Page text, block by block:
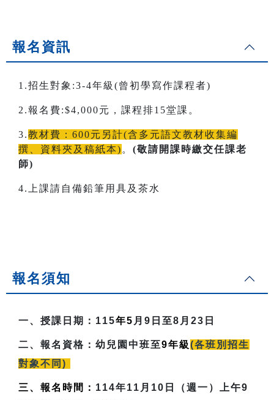
報名資訊
1.招生對象:3-4年級(曾初學寫作課程者)
2.報名費:$4,000元，課程排15堂課。
3.教材費：600元另計(含多元語文教材收集編
撰、資料夾及稿紙本) 。 (敬請開課時繳交任課老
師)
4.上課請自備鉛筆用具及茶水
報名須知
一、授課日期： 115年5 月9日至8月23日
二、報名資格： 幼兒園中班至9年級(各班別招生
對象不同)
三、報名時間： 114年11月10日（週一）上午9